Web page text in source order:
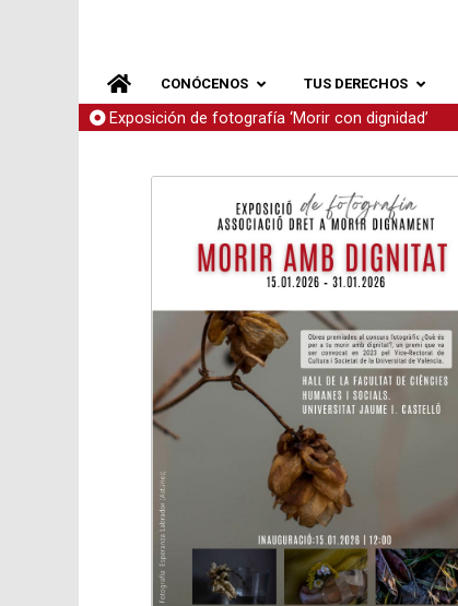
CONÓCENOS TUS DERECHOS
Exposición de fotografía ‘Morir con dignidad’